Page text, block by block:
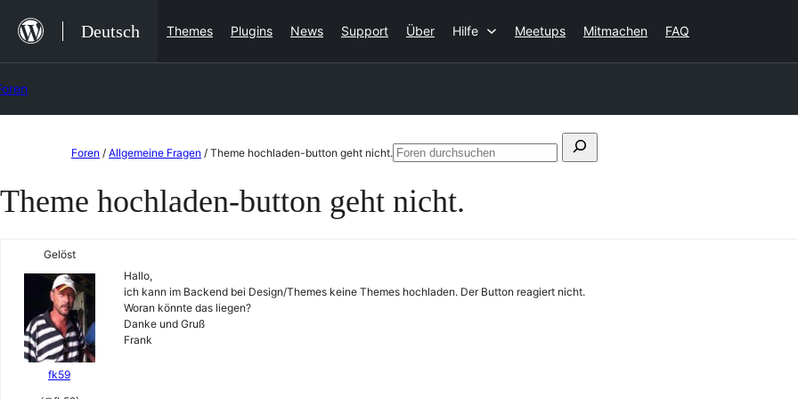
Inhalt
springen
Deutsch Themes Plugins News Support Über Hilfe Meetups Mitmachen FAQ
springen
Foren / Allgemeine Fragen / Theme hochladen-button geht nicht.Suchen
Foren
Theme hochladen-button geht nicht.
Gelöst
fk59
Hallo,
ich kann im Backend bei Design/Themes keine Themes hochladen. Der Button reagiert nicht.
Woran könnte das liegen?
Danke und Gruß
Frank